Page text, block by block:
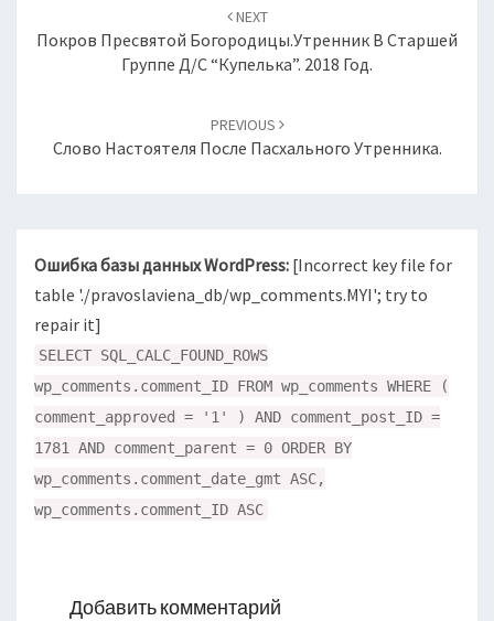
записям
NEXT
Покров Пресвятой Богородицы.Утренник В Старшей
Группе Д/с “Купелька”. 2018 Год.
PREVIOUS
Слово Настоятеля После Пасхального Утренника.
Ошибка базы данных WordPress: [Incorrect key file for
table './pravoslaviena_db/wp_comments.MYI'; try to
repair it]
SELECT SQL_CALC_FOUND_ROWS
wp_comments.comment_ID FROM wp_comments WHERE (
comment_approved = '1' ) AND comment_post_ID =
1781 AND comment_parent = 0 ORDER BY
wp_comments.comment_date_gmt ASC,
wp_comments.comment_ID ASC
Добавить комментарий